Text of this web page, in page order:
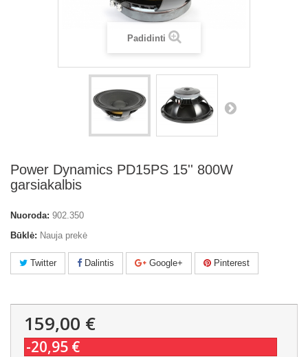
Padidinti
Power Dynamics PD15PS 15'' 800W
garsiakalbis
Nuoroda: 902.350
Būklė: Nauja prekė
Twitter Dalintis Google+ Pinterest
159,00 €
-20,95 €